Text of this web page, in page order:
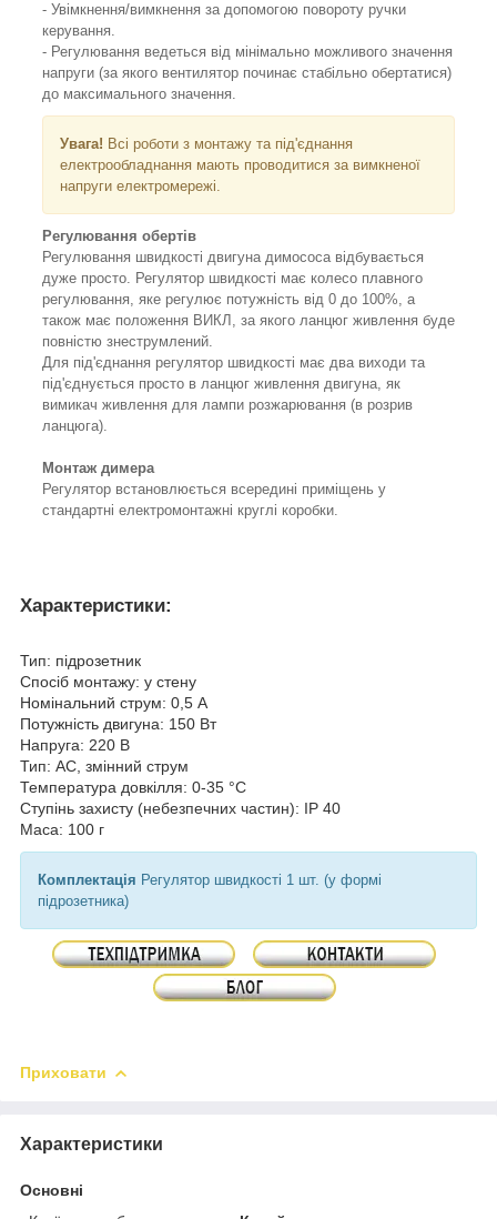
- Увімкнення/вимкнення за допомогою повороту ручки
керування.
- Регулювання ведеться від мінімально можливого значення
напруги (за якого вентилятор починає стабільно обертатися)
до максимального значення.
Увага! Всі роботи з монтажу та під'єднання
електрообладнання мають проводитися за вимкненої
напруги електромережі.
Регулювання обертів
Регулювання швидкості двигуна димососа відбувається
дуже просто. Регулятор швидкості має колесо плавного
регулювання, яке регулює потужність від 0 до 100%, а
також має положення ВИКЛ, за якого ланцюг живлення буде
повністю знеструмлений.
Для під'єднання регулятор швидкості має два виходи та
під'єднується просто в ланцюг живлення двигуна, як
вимикач живлення для лампи розжарювання (в розрив
ланцюга).
Монтаж димера
Регулятор встановлюється всередині приміщень у
стандартні електромонтажні круглі коробки.
Характеристики:
Тип: підрозетник
Спосіб монтажу: у стену
Номінальний струм: 0,5 А
Потужність двигуна: 150 Вт
Напруга: 220 В
Тип: AC, змінний струм
Температура довкілля: 0-35 °С
Ступінь захисту (небезпечних частин): IP 40
Маса: 100 г
Комплектація Регулятор швидкості 1 шт. (у формі
підрозетника)
Приховати
Характеристики
Основні